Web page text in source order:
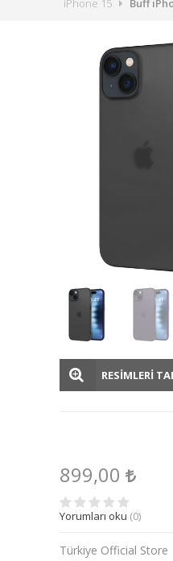
iPhone 15
Buff
RESİMLERİ
899,00
Yorumları oku (0)
Türkiye Official